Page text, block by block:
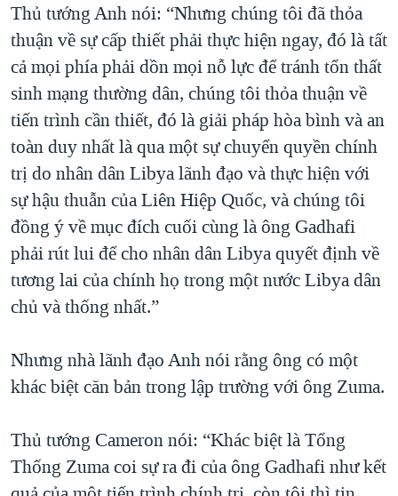
Thủ tướng Anh nói: “Nhưng chúng tôi đã thỏa
thuận về sự cấp thiết phải thực hiện ngay, đó là tất
cả mọi phía phải dồn mọi nỗ lực để tránh tổn thất
sinh mạng thường dân, chúng tôi thỏa thuận về
tiến trình cần thiết, đó là giải pháp hòa bình và an
toàn duy nhất là qua một sự chuyển quyền chính
trị do nhân dân Libya lãnh đạo và thực hiện với
sự hậu thuẫn của Liên Hiệp Quốc, và chúng tôi
đồng ý về mục đích cuối cùng là ông Gadhafi
phải rút lui để cho nhân dân Libya quyết định về
tương lai của chính họ trong một nước Libya dân
chủ và thống nhất.”
Nhưng nhà lãnh đạo Anh nói rằng ông có một
khác biệt căn bản trong lập trường với ông Zuma.
Thủ tướng Cameron nói: “Khác biệt là Tổng
Thống Zuma coi sự ra đi của ông Gadhafi như kết